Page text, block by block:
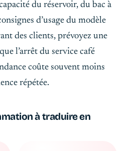
du réservoir, du bac à
d’usage du modèle
des clients, prévoyez une
l’arrêt du service café
coûte souvent moins
répétée.
à traduire en